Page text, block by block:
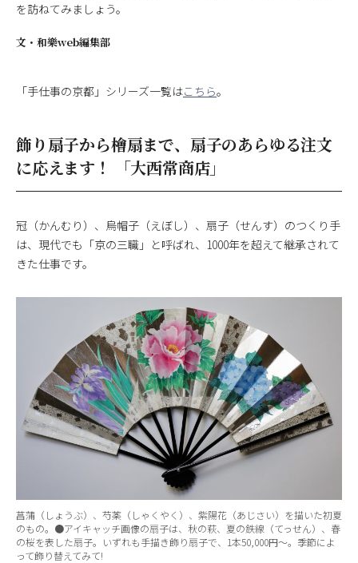
を訪ねてみましょう。
文・ 和樂web編集部
「手仕事の京都」シリーズ一覧はこちら。
飾り扇子から檜扇まで、扇子のあらゆる注文
に応えます！ 「大西常商店」
冠（かんむり）、烏帽子（えぼし）、扇子（せんす）のつくり手
は、現代でも「京の三職」と呼ばれ、1000年を超えて継承されて
きた仕事です。
菖蒲（しょうぶ）、芍薬（しゃくやく）、紫陽花（あじさい）を描いた初夏
のもの。●アイキャッチ画像の扇子は、秋の萩、夏の鉄線（てっせん）、春
の桜を表した扇子。いずれも手描き飾り扇子で、1本50,000円〜。季節によ
って飾り替えてみて!